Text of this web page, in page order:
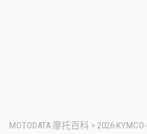
MOTODATA 摩托百科 > 2026-